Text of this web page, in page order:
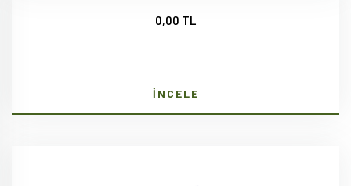
0,00 TL
İNCELE